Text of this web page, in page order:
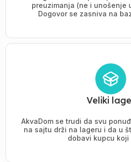
preuzimanja (ne i unošenje
Dogovor se zasniva na
Veliki
AkvaDom se trudi da svu
na sajtu drži na lageru i da u
dobavi kupcu koji